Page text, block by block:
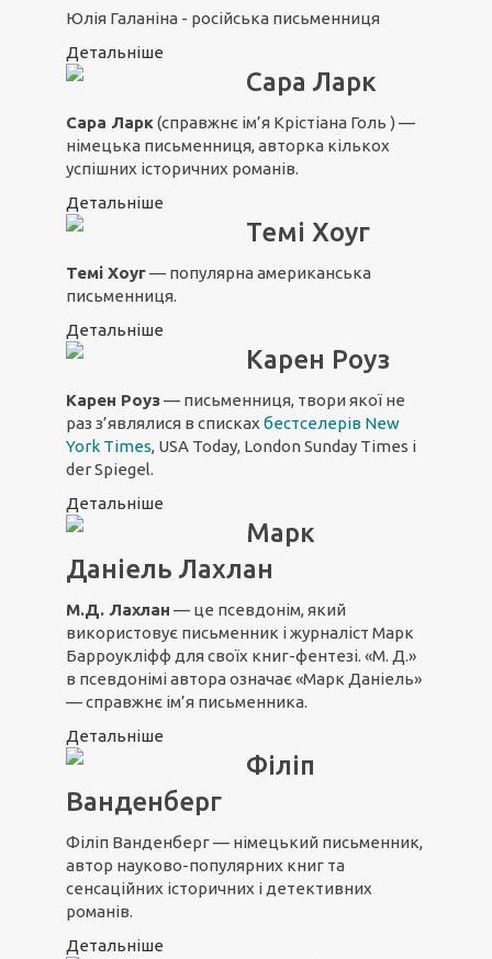
Юлія Галаніна - російська письменниця
Детальніше
Сара Ларк
Сара Ларк(справжнє ім’я Крістіана Голь ) —
німецька письменниця, авторка кількох
успішних історичних романів.
Детальніше
Темі Хоуг
Темі Хоуг— популярна американська
письменниця.
Детальніше
Карен Роуз
Карен Роуз— письменниця, твори якої не
раз з’являлися в списках бестселерів New
York Times, USA Today, London Sunday Times і
der Spiegel.
Детальніше
Марк
Даніель Лахлан
М.Д. Лахлан — це псевдонім, який
використовує письменник і журналіст Марк
Барроукліфф для своїх книг-фентезі. «М. Д.»
в псевдонімі автора означає «Марк Даніель»
— справжнє ім’я письменника.
Детальніше
Філіп
Ванденберг
Філіп Ванденберг — німецький письменник,
автор науково-популярних книг та
сенсаційних історичних і детективних
романів.
Детальніше